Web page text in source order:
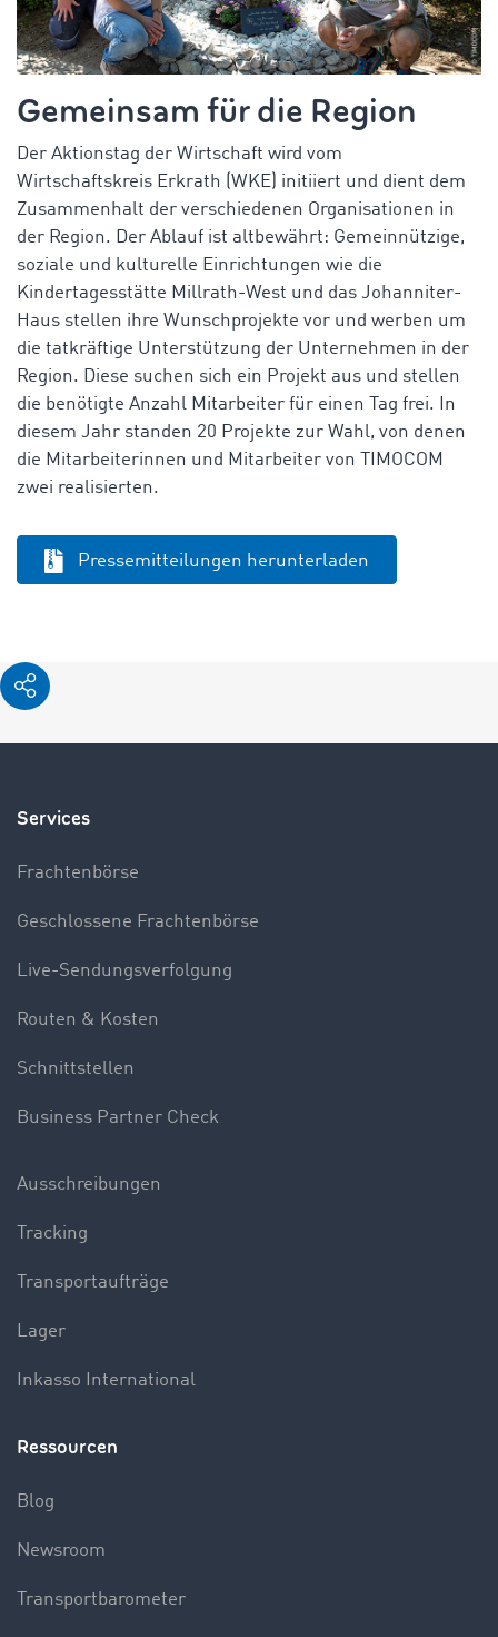
Gemeinsam für die Region
Der Aktionstag der Wirtschaft wird vom
Wirtschaftskreis Erkrath (WKE) initiiert und dient dem
Zusammenhalt der verschiedenen Organisationen in
der Region. Der Ablauf ist altbewährt: Gemeinnützige,
soziale und kulturelle Einrichtungen wie die
Kindertagesstätte Millrath-West und das Johanniter-
Haus stellen ihre Wunschprojekte vor und werben um
die tatkräftige Unterstützung der Unternehmen in der
Region. Diese suchen sich ein Projekt aus und stellen
die benötigte Anzahl Mitarbeiter für einen Tag frei. In
diesem Jahr standen 20 Projekte zur Wahl, von denen
die Mitarbeiterinnen und Mitarbeiter von TIMOCOM
zwei realisierten.
Pressemitteilungen herunterladen
Services
Frachtenbörse
Geschlossene Frachtenbörse
Live-Sendungsverfolgung
Routen & Kosten
Schnittstellen
Business Partner Check
Ausschreibungen
Tracking
Transportaufträge
Lager
Inkasso International
Ressourcen
Blog
Newsroom
Transportbarometer